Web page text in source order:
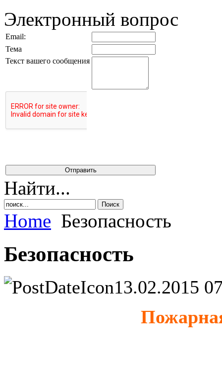
Электронный вопрос
Email:
Тема
Текст вашего сообщения
Найти...
Home Безопасность
Безопасность
13.02.2015